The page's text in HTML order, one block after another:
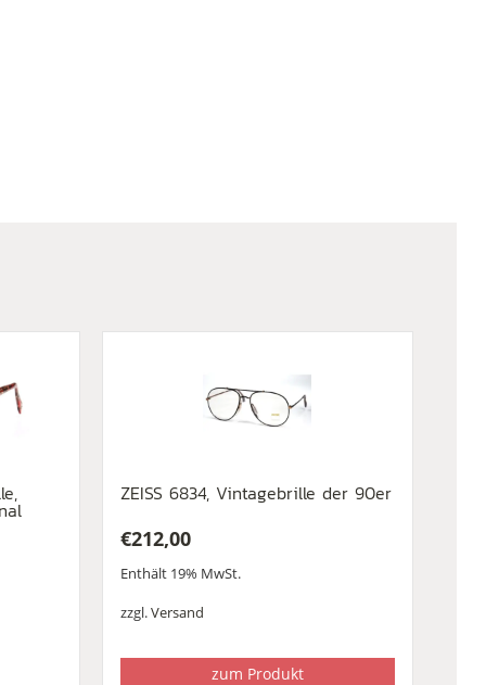
ZEISS 6834, Vintagebrille der 90er
€212,00
Enthält 19% MwSt.
zzgl.Versand
zum Produkt